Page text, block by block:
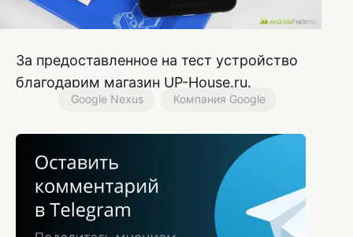
За предоставленное на тест устройство
благодарим магазин UP-House.ru.
Google Nexus Компания Google